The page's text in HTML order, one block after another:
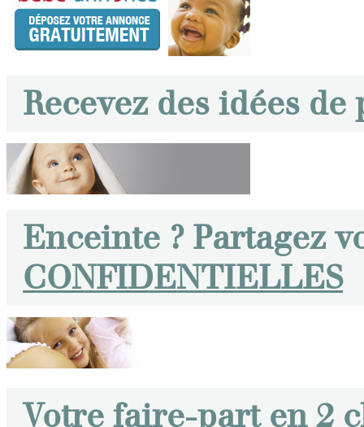
Recevez des idées
Enceinte ? Partagez
CONFIDENTIELLES
Votre faire-part en 2